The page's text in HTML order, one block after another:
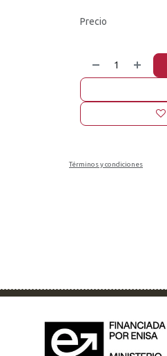
Precio
Términos y condiciones